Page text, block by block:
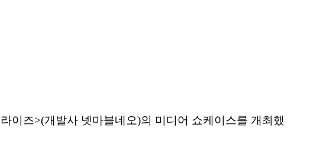
이즈>(개발사 넷마블네오)의 미디어 쇼케이스를 개최했